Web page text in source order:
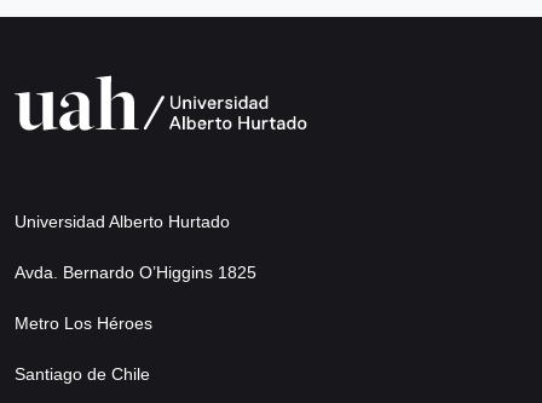
Universidad Alberto Hurtado
Avda. Bernardo O’Higgins 1825
Metro Los Héroes
Santiago de Chile